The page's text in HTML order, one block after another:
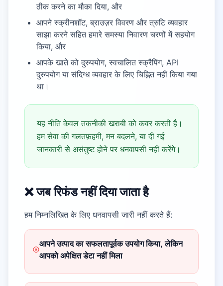
ठीक करने का मौका दिया, और
आपने स्क्रीनशॉट, ब्राउज़र विवरण और त्रुटि व्यवहार
साझा करने सहित हमारे समस्या निवारण चरणों में सहयोग
किया, और
आपके खाते को दुरुपयोग, स्वचालित स्क्रैपिंग, API
दुरुपयोग या संदिग्ध व्यवहार के लिए चिह्नित नहीं किया गया
था।
यह नीति केवल तकनीकी खराबी को कवर करती है।
हम सेवा की गलतफ़हमी, मन बदलने, या दी गई
जानकारी से असंतुष्ट होने पर धनवापसी नहीं करेंगे।
❌ जब रिफंड नहीं दिया जाता है
हम निम्नलिखित के लिए धनवापसी जारी नहीं करते हैं:
आपने उत्पाद का सफलतापूर्वक उपयोग किया, लेकिन
आपको अपेक्षित डेटा नहीं मिला